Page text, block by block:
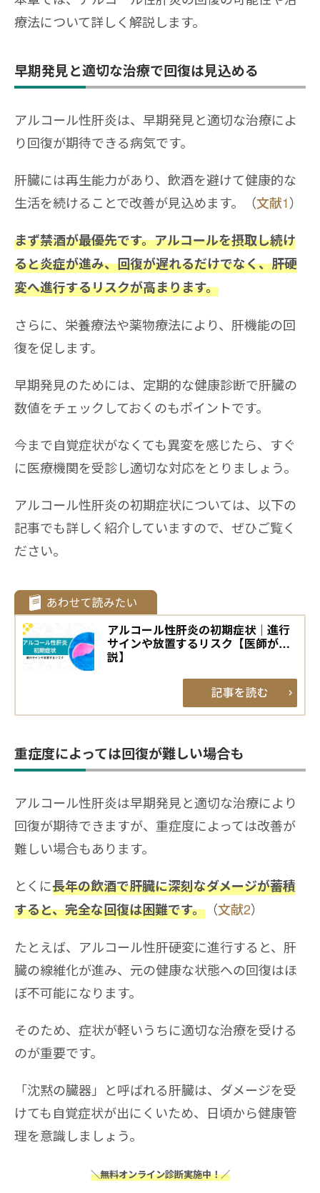
療法について詳しく解説します。
早期発見と適切な治療で回復は見込める
アルコール性肝炎は、早期発見と適切な治療によ
り回復が期待できる病気です。
肝臓には再生能力があり、飲酒を避けて健康的な
生活を続けることで改善が見込めます。（文献1）
まず禁酒が最優先です。アルコールを摂取し続け
ると炎症が進み、回復が遅れるだけでなく、肝硬
変へ進行するリスクが高まります。
さらに、栄養療法や薬物療法により、肝機能の回
復を促します。
早期発見のためには、定期的な健康診断で肝臓の
数値をチェックしておくのもポイントです。
今まで自覚症状がなくても異変を感じたら、すぐ
に医療機関を受診し適切な対応をとりましょう。
アルコール性肝炎の初期症状については、以下の
記事でも詳しく紹介していますので、ぜひご覧く
ださい。
アルコール性肝炎の初期症状｜進行
サインや放置するリスク【医師が解
説】
重症度によっては回復が難しい場合も
アルコール性肝炎は早期発見と適切な治療により
回復が期待できますが、重症度によっては改善が
難しい場合もあります。
とくに長年の飲酒で肝臓に深刻なダメージが蓄積
すると、完全な回復は困難です。 （文献2）
たとえば、アルコール性肝硬変に進行すると、肝
臓の線維化が進み、元の健康な状態への回復はほ
ぼ不可能になります。
そのため、症状が軽いうちに適切な治療を受ける
のが重要です。
「沈黙の臓器」と呼ばれる肝臓は、ダメージを受
けても自覚症状が出にくいため、日頃から健康管
理を意識しましょう。
＼無料オンライン診断実施中！／